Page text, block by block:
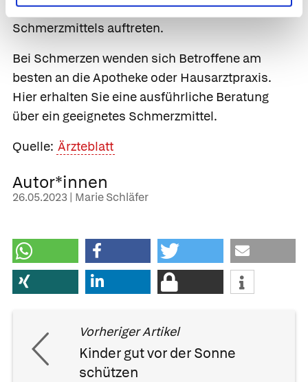
mehrfacher problemloser Einnahme des
Schmerzmittels auftreten.
Bei Schmerzen wenden sich Betroffene am
besten an die Apotheke oder Hausarztpraxis.
Hier erhalten Sie eine ausführliche Beratung
über ein geeignetes Schmerzmittel.
Quelle: Ärzteblatt
Autor*innen
26.05.2023 | Marie Schläfer
Vorheriger Artikel
Kinder gut vor der Sonne
schützen